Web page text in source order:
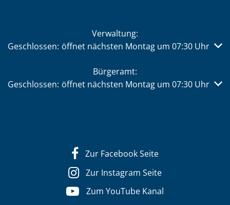
Verwaltung:
Klicken, um weitere Öffnungs- oder Schließzeiten
Geschlossen: öffnet nächsten Montag um 07:30 Uhr
Bürgeramt:
Klicken, um weitere Öffnungs- oder Schließzeiten
Geschlossen: öffnet nächsten Montag um 07:30 Uhr
Zur Facebook Seite
Zur Instagram Seite
Zum YouTube Kanal